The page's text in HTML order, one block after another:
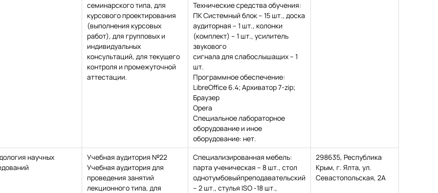
семинарского типа, для
курсового проектирования
(выполнения курсовых
работ), для групповых и
индивидуальных
консультаций, для текущего
контроля и промежуточной
аттестации.
Технические средства обучения:
ПК Системный блок – 15 шт., доска
аудиторная – 1 шт., колонки
(комплект) – 1 шт., усилитель
звукового
сигнала для слабослышащих – 1
шт.
Программное обеспечение:
LibreOffice 6.4; Архиватор 7-zip;
Браузер
Opera
Специальное лабораторное
оборудование и иное
оборудование: нет.
научных
Учебная аудитория №22
Учебная аудитория для
проведения занятий
лекционного типа, для
Специализированная мебель:
парта ученическая – 8 шт., стол
однотумбовыйпреподавательский
– 2 шт., стулья ISO -18 шт.,
298635, Республика
Крым, г. Ялта, ул.
Севастопольская, 2А